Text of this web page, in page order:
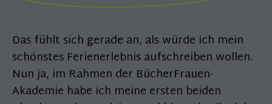
Das fühlt sich gerade an, als würde ich mein
schönstes Ferienerlebnis aufschreiben wollen.
Nun ja, im Rahmen der BücherFrauen-
Akademie habe ich meine ersten beiden